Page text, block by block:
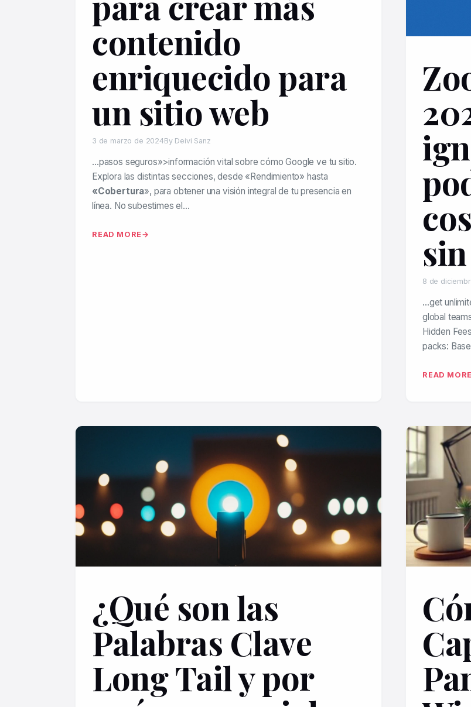
contenido
enriquecido para
un sitio web
3 de marzo de 2024By Deivi Sanz
…pasos seguros»>información vital sobre cómo Google ve tu sitio.
Explora las distintas secciones, desde «Rendimiento» hasta
«Cobertura», para obtener una visión integral de tu presencia en
línea. No subestimes el…
READ MORE
8 de
…get
global
Hidden
packs:
READ MORE
¿Qué son las
Palabras Clave
Long Tail y por